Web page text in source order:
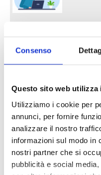
Consenso
Questo sito web utilizza
Utilizziamo i cookie per
annunci, per fornire
analizzare il nostro
informazioni sul modo in
nostri partner che si
pubblicità e social
30 Giugno
30 Giugno
PREMI
30 Giugno